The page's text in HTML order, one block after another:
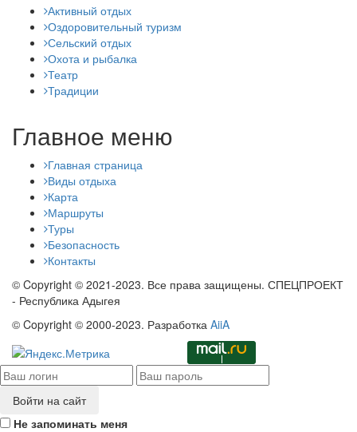
Активный отдых
Оздоровительный туризм
Сельский отдых
Охота и рыбалка
Театр
Традиции
Главное меню
Главная страница
Виды отдыха
Карта
Маршруты
Туры
Безопасность
Контакты
© Copyright © 2021-2023. Все права защищены. СПЕЦПРОЕКТ
- Республика Адыгея
© Copyright © 2000-2023. Разработка AiiA
Войти на сайт
Не запоминать меня